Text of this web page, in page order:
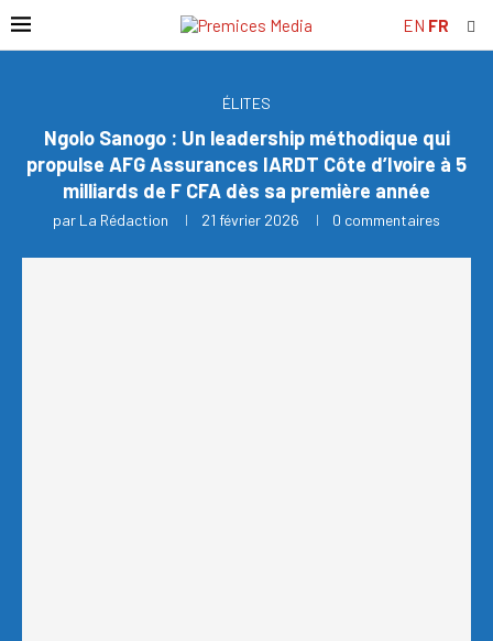
EN FR
ÉLITES
Ngolo Sanogo : Un leadership méthodique qui
propulse AFG Assurances IARDT Côte d’Ivoire à 5
milliards de F CFA dès sa première année
par La Rédaction 21 février 2026 0 commentaires